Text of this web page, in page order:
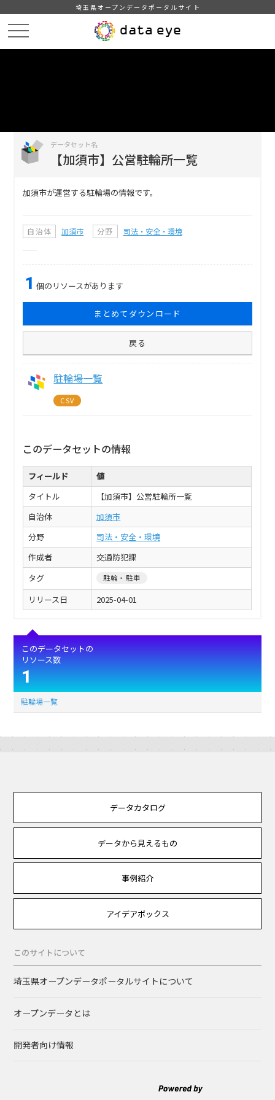
埼玉県オープンデータポータルサイト
データセット名
【加須市】公営駐輪所一覧
加須市が運営する駐輪場の情報です。
自治体 加須市 分野 司法・安全・環境
1 個のリソースがあります
まとめてダウンロード
戻る
駐輪場一覧
CSV
このデータセットの情報
フィールド
値
タイトル
【加須市】公営駐輪所一覧
自治体
加須市
分野
司法・安全・環境
作成者
交通防犯課
タグ
駐輪・駐車
リリース日 2025-04-01
このデータセットの
リソース数
1
駐輪場一覧
データカタログ
データから見えるもの
事例紹介
アイデアボックス
このサイトについて
埼玉県オープンデータポータルサイトについて
オープンデータとは
開発者向け情報